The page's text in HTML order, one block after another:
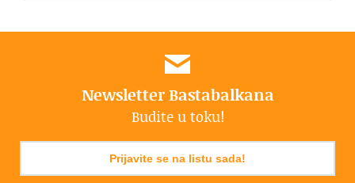
Newsletter Bastabalkana
Budite u toku!
Prijavite se na listu sada!